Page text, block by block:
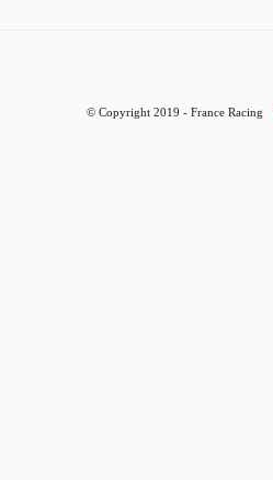
© Copyright 2019 - France Racing